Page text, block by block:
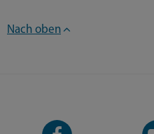
Nach oben
Facebook-